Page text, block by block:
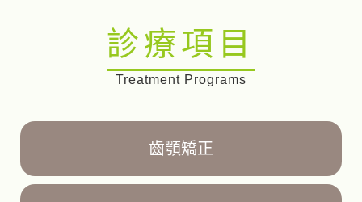
診療項目
Treatment Programs
齒顎矯正